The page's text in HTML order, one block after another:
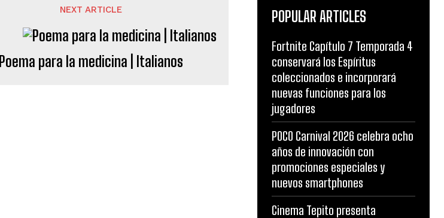
NEXT ARTICLE
Poema para la medicina | Italianos
POPULAR ARTICLES
Fortnite Capítulo 7 Temporada 4
conservará los Espíritus
coleccionados e incorporará
nuevas funciones para los
jugadores
POCO Carnival 2026 celebra ocho
años de innovación con
promociones especiales y
nuevos smartphones
Cinema Tepito presenta